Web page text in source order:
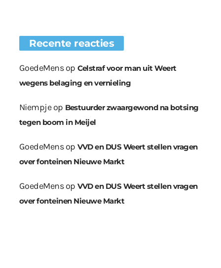
Recente reacties
GoedeMensop Celstraf voor man uit Weert
wegens belaging en vernieling
Niempjeop Bestuurder zwaargewond na botsing
tegen boom in Meijel
GoedeMensop VVD en DUS Weert stellen vragen
over fonteinen Nieuwe Markt
GoedeMensop VVD en DUS Weert stellen vragen
over fonteinen Nieuwe Markt